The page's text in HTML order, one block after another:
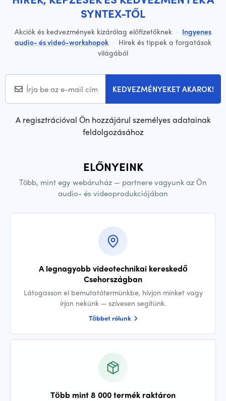
SYNTEX-TŐL
Akciók és kedvezmények kizárólag előfizetőknek · Ingyenes
audio- és videó-workshopok · Hírek és tippek a forgatások
világából
KEDVEZMÉNYEKET AKAROK!
A regisztrációval Ön hozzájárul személyes adatainak
feldolgozásához
ELŐNYEINK
Több, mint egy webáruház — partnere vagyunk az Ön
audio- és videoprodukciójában
A legnagyobb videotechnikai kereskedő
Csehországban
Látogasson el bemutatótermünkbe, hívjon minket vagy
írjon nekünk — szívesen segítünk.
Többet rólunk
Több mint 8 000 termék raktáron